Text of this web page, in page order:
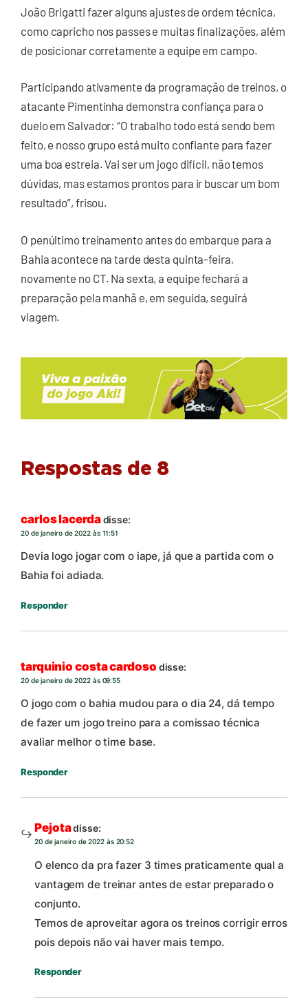
João Brigatti fazer alguns ajustes de ordem técnica,
como capricho nos passes e muitas finalizações, além
de posicionar corretamente a equipe em campo.
Participando ativamente da programação de treinos, o
atacante Pimentinha demonstra confiança para o
duelo em Salvador: “O trabalho todo está sendo bem
feito, e nosso grupo está muito confiante para fazer
uma boa estreia. Vai ser um jogo difícil, não temos
dúvidas, mas estamos prontos para ir buscar um bom
resultado”, frisou.
O penúltimo treinamento antes do embarque para a
Bahia acontece na tarde desta quinta-feira,
novamente no CT. Na sexta, a equipe fechará a
preparação pela manhã e, em seguida, seguirá
viagem.
Respostas de 8
carlos lacerdadisse:
20 de janeiro de 2022 às 11:51
Devia logo jogar com o iape, já que a partida com o
Bahia foi adiada.
Responder
tarquinio costa cardoso disse:
20 de janeiro de 2022 às 09:55
O jogo com o bahia mudou para o dia 24, dá tempo
de fazer um jogo treino para a comissao técnica
avaliar melhor o time base.
Responder
Pejotadisse:
20 de janeiro de 2022 às 20:52
O elenco da pra fazer 3 times praticamente qual a
vantagem de treinar antes de estar preparado o
conjunto.
Temos de aproveitar agora os treinos corrigir erros
pois depois não vai haver mais tempo.
Responder